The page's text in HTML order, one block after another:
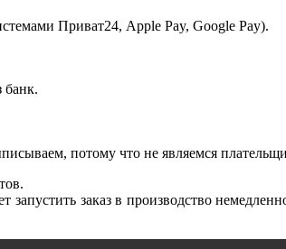
Приват24, Apple Pay, Google Pay).
банк.
потому что не являемся
заказ в производство